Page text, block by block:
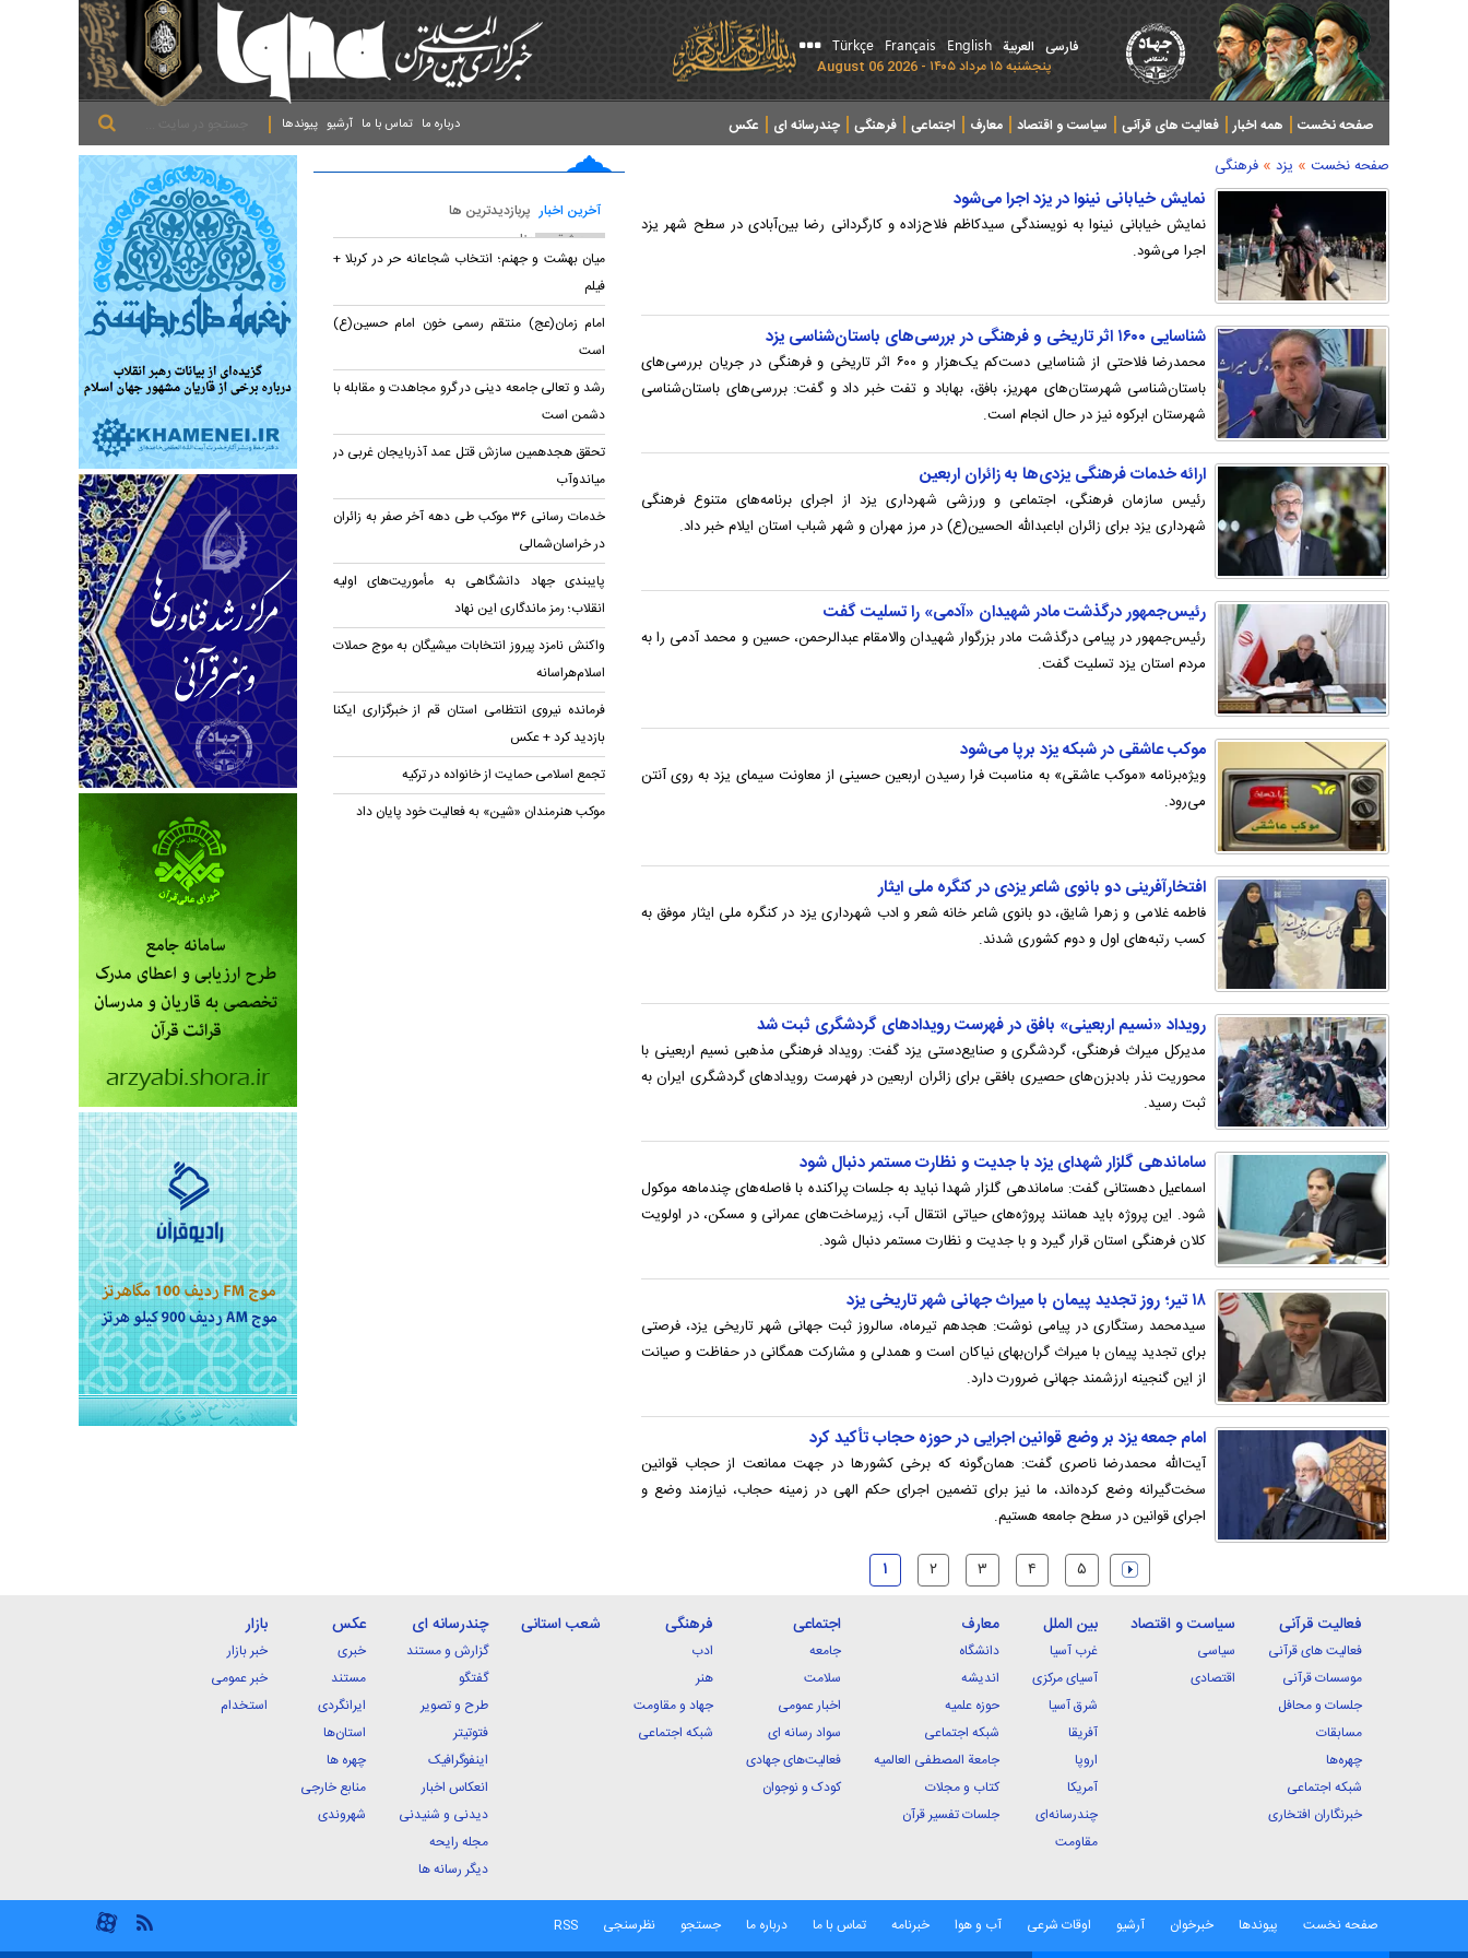
فارسی العربیة English
Français
Türkçe
پنجشنبه ۱۵ مرداد ۱۴۰۵ - 2026 August 06
صفحه نخست همه اخبار فعالیت های قرآنی سیاست و اقتصاد معارف اجتماعی فرهنگی چندرسانه ای عکس پیوندها آرشیو تماس با ما درباره ما
صفحه نخست » یزد » فرهنگی
نمایش خیابانی نینوا در یزد اجرا می‌شود
نمایش خیابانی نینوا به نویسندگی سیدکاظم فلاح‌زاده و کارگردانی رضا بین‌آبادی در سطح شهر یزد
اجرا می‌شود.
شناسایی ۱۶۰۰ اثر تاریخی و فرهنگی در بررسی‌های باستان‌شناسی یزد
محمدرضا فلاحتی از شناسایی دست‌کم یک‌هزار و ۶۰۰ اثر تاریخی و فرهنگی در جریان بررسی‌های
باستان‌شناسی شهرستان‌های مهریز، بافق، بهاباد و تفت خبر داد و گفت: بررسی‌های باستان‌شناسی
شهرستان ابرکوه نیز در حال انجام است.
ارائه خدمات فرهنگی یزدی‌ها به زائران اربعین
رئیس سازمان فرهنگی، اجتماعی و ورزشی شهرداری یزد از اجرای برنامه‌های متنوع فرهنگی
شهرداری یزد برای زائران اباعبدالله الحسین(ع) در مرز مهران و شهر شباب استان ایلام خبر داد.
رئیس‌جمهور درگذشت مادر شهیدان «آدمی» را تسلیت گفت
رئیس‌جمهور در پیامی درگذشت مادر بزرگوار شهیدان والامقام عبدالرحمن، حسین و محمد آدمی را به
مردم استان یزد تسلیت گفت.
موکب عاشقی در شبکه یزد برپا می‌شود
ویژه‌برنامه «موکب عاشقی» به مناسبت فرا رسیدن اربعین حسینی از معاونت سیمای یزد به روی آنتن
می‌رود.
افتخارآفرینی دو بانوی شاعر یزدی در کنگره ملی ایثار
فاطمه غلامی و زهرا شایق، دو بانوی شاعر خانه شعر و‌ ادب شهرداری یزد در کنگره ملی ایثار موفق به
کسب رتبه‌های اول و دوم کشوری شدند.
رویداد «نسیم اربعینی» بافق در فهرست رویدادهای گردشگری ثبت شد
مدیرکل میراث‌ فرهنگی، گردشگری و صنایع‌دستی یزد گفت: رویداد فرهنگی مذهبی نسیم اربعینی با
محوریت نذر بادبزن‌های حصیری بافقی برای زائران اربعین در فهرست رویدادهای گردشگری ایران به
ثبت رسید.
ساماندهی گلزار شهدای یزد با جدیت و نظارت مستمر دنبال شود
اسماعیل دهستانی گفت: ساماندهی گلزار شهدا نباید به جلسات پراکنده با فاصله‌های چندماهه موکول
شود. این پروژه باید همانند پروژه‌های حیاتی انتقال آب، زیرساخت‌های عمرانی و مسکن، در اولویت
کلان فرهنگی استان قرار گیرد و با جدیت و نظارت مستمر دنبال شود.
۱۸ تیر؛ روز تجدید پیمان با میراث جهانی شهر تاریخی یزد
سیدمحمد رستگاری در پیامی نوشت: هجدهم تیرماه، سالروز ثبت جهانی شهر تاریخی یزد، فرصتی
برای تجدید پیمان با میراث گران‌بهای نیاکان است و همدلی و مشارکت همگانی در حفاظت و صیانت
از این گنجینه ارزشمند جهانی ضرورت دارد.
امام جمعه یزد بر وضع قوانین اجرایی در حوزه حجاب تأکید کرد
آیت‌الله محمدرضا ناصری گفت: همان‌گونه که برخی کشورها در جهت ممانعت از حجاب قوانین
سخت‌گیرانه وضع کرده‌اند، ما نیز برای تضمین اجرای حکم الهی در زمینه حجاب، نیازمند وضع و
اجرای قوانین در سطح جامعه هستیم.
۱ ۲ ۳ ۴ ۵
آخرین اخبار پربازدیدترین ها
پربحث ترین عناوین
میان بهشت و جهنم؛ انتخاب شجاعانه حر در کربلا +
فیلم
امام زمان(عج) منتقم رسمی خون امام حسین(ع)
است
رشد و تعالی جامعه دینی در گرو مجاهدت و مقابله با
دشمن است
تحقق هجدهمین سازش قتل عمد آذربایجان غربی در
میاندوآب
خدمات رسانی ۳۶ موکب طی دهه آخر صفر به زائران
در خراسان‌شمالی
پایبندی جهاد دانشگاهی به مأموریت‌های اولیه
انقلاب؛ رمز ماندگاری این نهاد
واکنش نامزد پیروز انتخابات میشیگان به موج حملات
اسلام‌هراسانه
فرمانده نیروی انتظامی استان قم از خبرگزاری ایکنا
بازدید کرد + عکس
تجمع اسلامی حمایت از خانواده در ترکیه
موکب هنرمندان «شین» به فعالیت خود پایان داد
فعالیت قرآنی
فعالیت های قرآنی
موسسات قرآنی
جلسات و محافل
مسابقات
چهره‌ها
شبکه اجتماعی
خبرنگاران افتخاری
سیاست و اقتصاد
سیاسی
اقتصادی
بین الملل
غرب آسیا
آسیای مرکزی
شرق آسیا
آفریقا
اروپا
آمریکا
چندرسانه‌ای
مقاومت
معارف
دانشگاه
اندیشه
حوزه علمیه
شبکه اجتماعی
جامعة المصطفی العالمیه
کتاب و مجلات
جلسات تفسیر قرآن
اجتماعی
جامعه
سلامت
اخبار عمومی
سواد رسانه ای
فعالیت‌های جهادی
کودک و نوجوان
فرهنگی
ادب
هنر
جهاد و مقاومت
شبکه اجتماعی
شعب استانی چندرسانه ای
گزارش و مستند
گفتگو
طرح و تصویر
فتوتیتر
اینفوگرافیک
انعکاس اخبار
دیدنی و شنیدنی
مجله رایحه
دیگر رسانه ها
عکس
خبری
مستند
ایرانگردی
استان‌ها
چهره ها
منابع خارجی
شهروندی
بازار
خبر بازار
خبر عمومی
استخدام
صفحه نخست پیوندها خبرخوان آرشیو اوقات شرعی آب و هوا خبرنامه تماس با ما درباره ما جستجو نظرسنجی RSS